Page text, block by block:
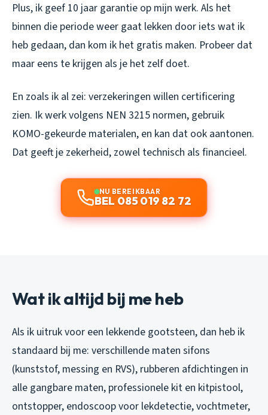
Plus, ik geef 10 jaar garantie op mijn werk. Als het
binnen die periode weer gaat lekken door iets wat ik
heb gedaan, dan kom ik het gratis maken. Probeer dat
maar eens te krijgen als je het zelf doet.
En zoals ik al zei: verzekeringen willen certificering
zien. Ik werk volgens NEN 3215 normen, gebruik
KOMO-gekeurde materialen, en kan dat ook aantonen.
Dat geeft je zekerheid, zowel technisch als financieel.
NU BEREIKBAAR
BEL 085 019 82 72
Wat ik altijd bij me heb
Als ik uitruk voor een lekkende gootsteen, dan heb ik
standaard bij me: verschillende maten sifons
(kunststof, messing en RVS), rubberen afdichtingen in
alle gangbare maten, professionele kit en kitpistool,
ontstopper, endoscoop voor lekdetectie, vochtmeter,